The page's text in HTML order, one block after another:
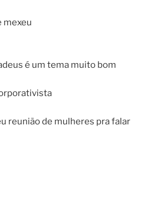
mexeu
é um tema muito bom
reunião de mulheres pra falar